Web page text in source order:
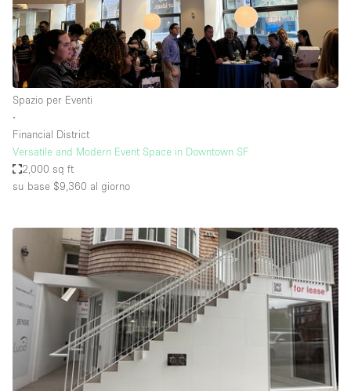
Spazio per Eventi
∙
Financial District
Versatile and Modern Event Space in Downtown SF
2,000 sq ft
su base $9,360 al giorno